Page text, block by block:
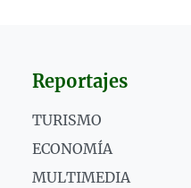
Reportajes
TURISMO
ECONOMÍA
MULTIMEDIA